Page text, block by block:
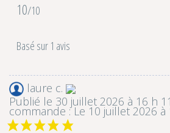
10/10
Basé sur 1 avis
laure c.
Publié le 30 juillet 2026 à 16 h
commande : Le 10 juillet 2026 à